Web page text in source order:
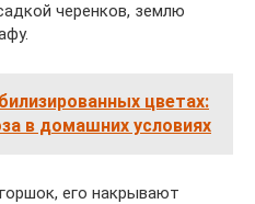
черенков, землю
цветах:
в домашних условиях
его накрывают